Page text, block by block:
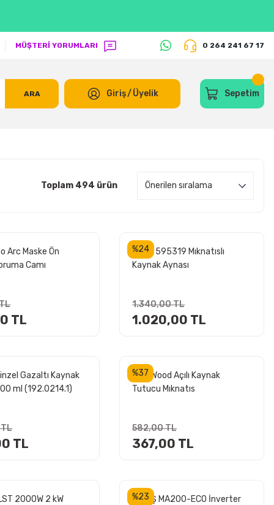
MÜŞTERİ YORUMLARI 0 264 241 67 17
ARA Giriş/Üyelik Sepetim
Toplam 494 ürün
Arc Maske Ön
Camı
TL
%24
ESAB 595319 Mıknatıslı
Kaynak Aynası
1.340,00 TL
1.020,00 TL
Gazaltı Kaynak
ml (192.0214.1)
TL
%37
ROX Wood Açılı Kaynak
Tutucu Mıknatıs
582,00 TL
367,00 TL
2000W 2 kW
%23
NURİŞ MA200-ECO İnverter